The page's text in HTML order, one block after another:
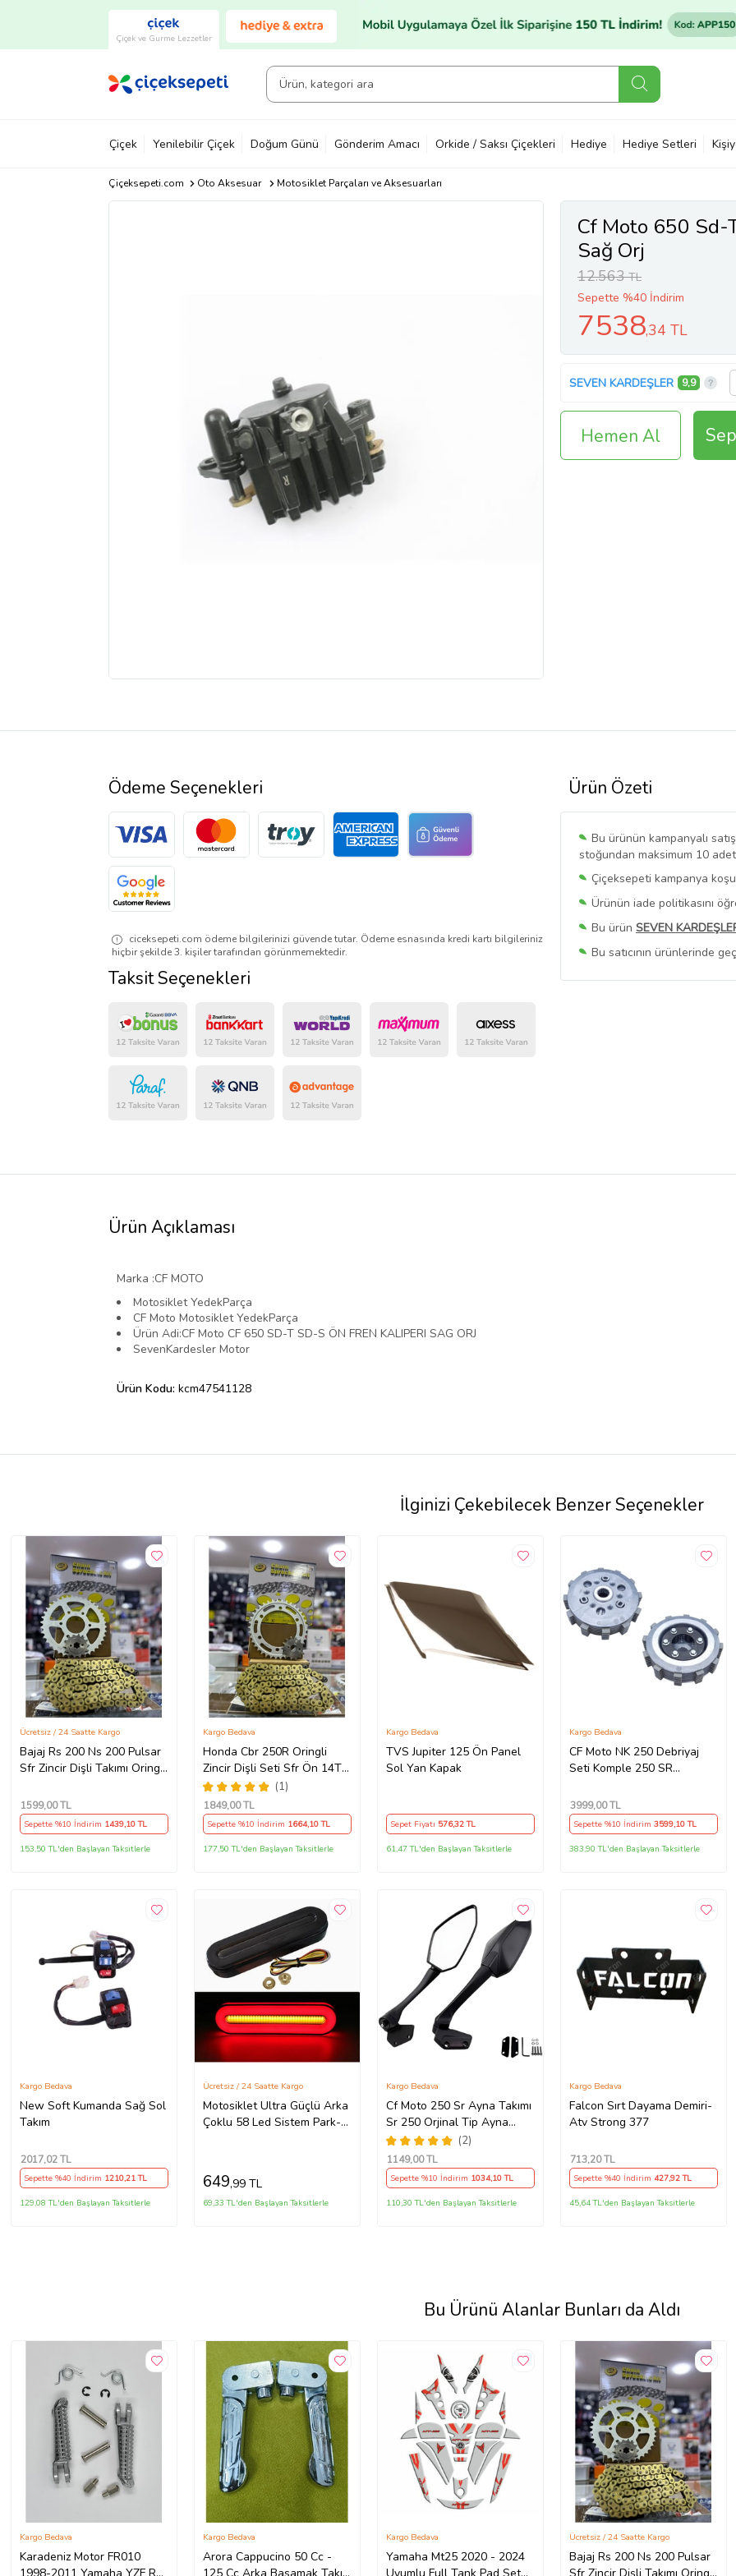
Çiçek ve Gurme Lezzetler
Çiçek Yenilebilir Çiçek Doğum Günü Gönderim Amacı Orkide / Saksı Çiçekleri Hediye Hediye Setleri
Çiçeksepeti.com Oto Aksesuar Motosiklet Parçaları ve Aksesuarları
Cf Moto 650 Sd-
Sağ Orj
12.563TL
Sepette %40 İndirim
7538,34 TL
SEVEN KARDEŞLER 9,9
Hemen Al
Ürün Özeti
Bu ürünün kampanyalı
stoğundan maksimum 10
Çiçeksepeti kampanya
Ürünün iade politikasını
Bu ürün SEVEN
Bu satıcının ürünlerinde
Bu SatıcınınTüm
Ödeme Seçenekleri
ciceksepeti.com ödeme bilgilerinizi güvende tutar. Ödeme esnasında kredi kartı bilgileriniz
hiçbir şekilde 3. kişiler tarafından görünmemektedir.
Taksit Seçenekleri
Ürün Açıklaması
Marka :CF MOTO
Motosiklet YedekParça
CF Moto Motosiklet YedekParça
Ürün Adi:CF Moto CF 650 SD-T SD-S ÖN FREN KALIPERI SAG ORJ
SevenKardesler Motor
Ürün Kodu: kcm47541128
İlginizi Çekebilecek Benzer Seçenekler
Bajaj Rs 200 Ns 200 Pulsar
Sfr Zincir Dişli Takımı Oringli
Bakla Supermto
Ücretsiz / 24 Saatte Kargo
1599,00 TL
Sepette %10 İndirim 1439,10 TL
153,50 TL'den Başlayan Taksitlerle
Honda Cbr 250R Oringli
Zincir Dişli Seti Sfr Ön 14T
Arka 38 T/120 Bakla 2011-
17 Arasmto
(1)
Kargo Bedava
1849,00 TL
Sepette %10 İndirim 1664,10 TL
177,50 TL'den Başlayan Taksitlerle
TVS Jupiter 125 Ön Panel
Sol Yan Kapak
Kargo Bedava
Sepet Fiyatı 576,32 TL
61,47 TL'den Başlayan Taksitlerle
CF Moto NK 250 Debriyaj
Seti Komple 250 SR
7Li Hepsi İnce(2018-
22)Arasmto (Siyah)
Kargo Bedava
3999,00 TL
Sepette %10 İndirim 3599,10 TL
383,90 TL'den Başlayan Taksitlerle
New Soft Kumanda Sağ Sol
Takım
Kargo Bedava
2017,02 TL
Sepette %40 İndirim 1210,21 TL
129,08 TL'den Başlayan Taksitlerle
Motosiklet Ultra Güçlü Arka
Çoklu 58 Led Sistem Park-
Ücretsiz / 24 Saatte Kargo
649,99 TL
69,33 TL'den Başlayan Taksitlerle
Cf Moto 250 Sr Ayna Takımı
Sr 250 Orjinal Tip Ayna
Takımı Kaliteli_Supermoto
(Siyah)
(2)
Kargo Bedava
1149,00 TL
Sepette %10 İndirim 1034,10 TL
110,30 TL'den Başlayan Taksitlerle
Falcon Sırt Dayama Demiri-
Atv Strong 377
Kargo Bedava
713,20 TL
Sepette %40 İndirim 427,92 TL
45,64 TL'den Başlayan Taksitlerle
Bu Ürünü Alanlar Bunları da Aldı
Karadeniz Motor FR010
Kargo Bedava
Arora Cappucino 50 Cc -
Kargo Bedava
Yamaha Mt25 2020 - 2024
Kargo Bedava
Bajaj Rs 200 Ns 200 Pulsar
Ücretsiz / 24 Saatte Kargo